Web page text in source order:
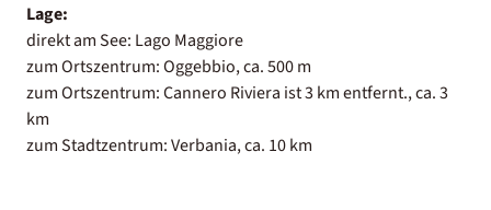
Lage:
direkt am See: Lago Maggiore
zum Ortszentrum: Oggebbio, ca. 500 m
zum Ortszentrum: Cannero Riviera ist 3 km entfernt., ca. 3
km
zum Stadtzentrum: Verbania, ca. 10 km